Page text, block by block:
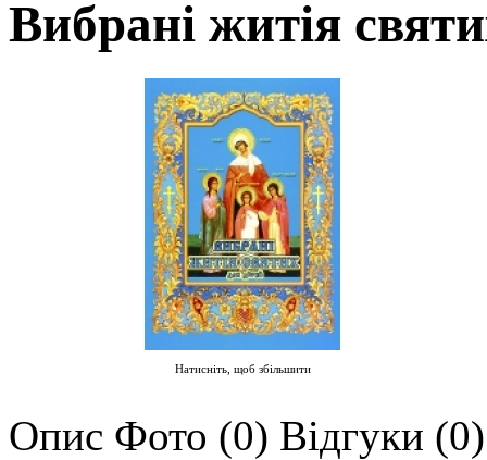
Вибранi житiя
Натисніть, щоб збільшити
Опис Фото (0) Відгуки (0)